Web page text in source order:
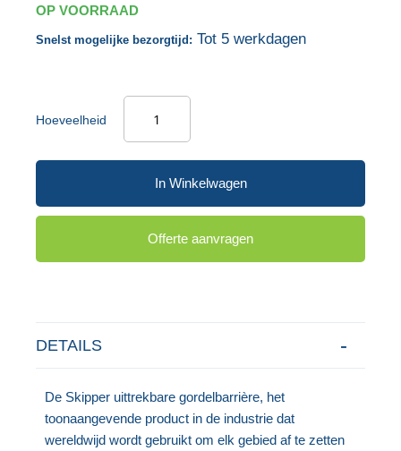
OP VOORRAAD
Snelst mogelijke bezorgtijd: Tot 5 werkdagen
Hoeveelheid
In Winkelwagen
Offerte aanvragen
DETAILS
De Skipper uittrekbare gordelbarrière, het
toonaangevende product in de industrie dat
wereldwijd wordt gebruikt om elk gebied af te zetten